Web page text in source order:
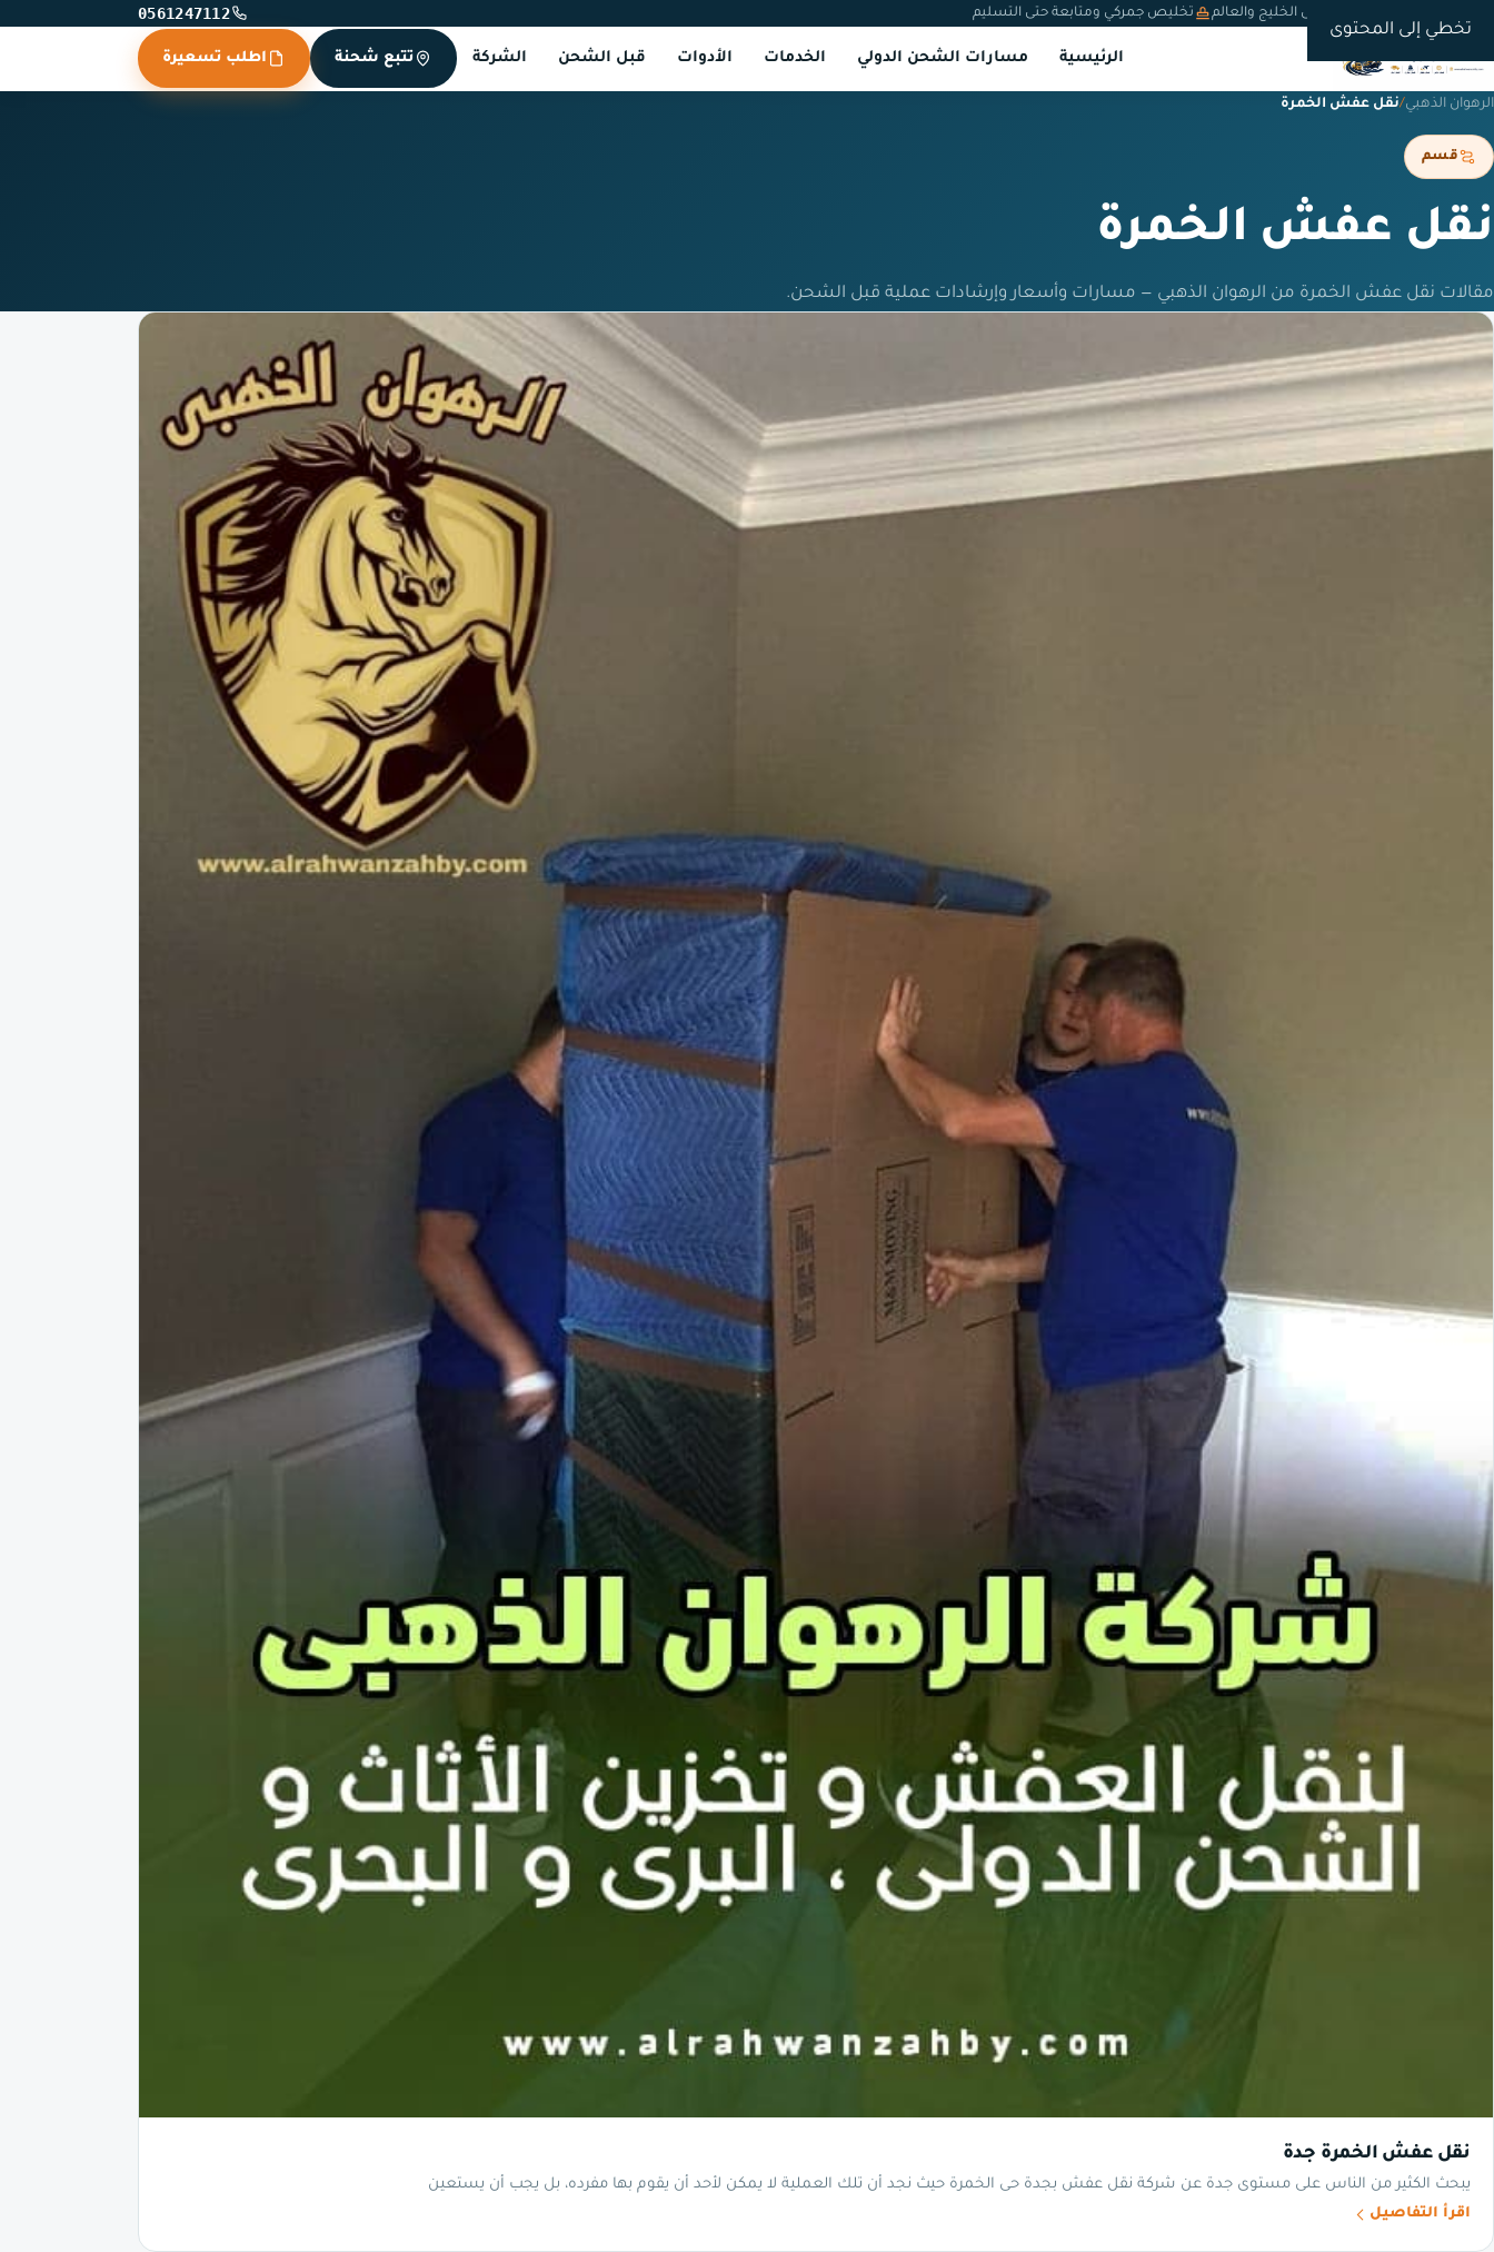
تخطي إلى المحتوى
شحن دولي من السعودية إلى الخليج والعالم تخليص جمركي ومتابعة حتى التسليم 0561247112
الرئيسية مسارات الشحن الدولي الخدمات الأدوات قبل الشحن الشركة تتبع شحنة اطلب تسعيرة
الرهوان الذهبي/نقل عفش الخمرة
قسم
نقل عفش الخمرة
مقالات نقل عفش الخمرة من الرهوان الذهبي — مسارات وأسعار وإرشادات عملية قبل الشحن.
نقل عفش الخمرة جدة
يبحث الكثير من الناس على مستوى جدة عن شركة نقل عفش بجدة حى الخمرة حيث نجد أن تلك العملية لا يمكن لأحد أن يقوم بها مفرده، بل يجب أن يستعين
اقرأ التفاصيل